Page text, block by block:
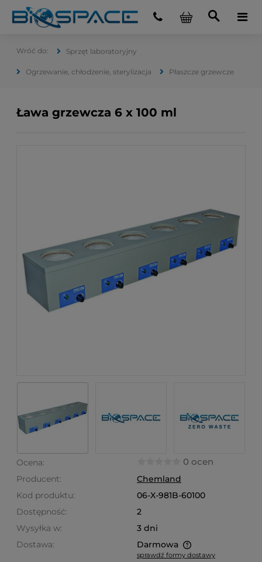
Sprzęt laboratoryjny
Ogrzewanie, chłodzenie, sterylizacja Płaszcze grzewcze
Ława grzewcza 6 x 100 ml
Ocena: 0 ocen
Producent:
Chemland
Kod produktu:
06-X-981B-60100
Dostępność:
2
Wysyłka w:
3 dni
Dostawa:
Darmowa
Cena nie zawiera ewentualnych kosztów płatności
sprawdź formy dostawy